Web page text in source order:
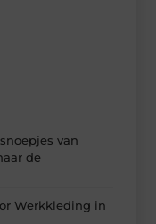
van
de
Werkkleding in